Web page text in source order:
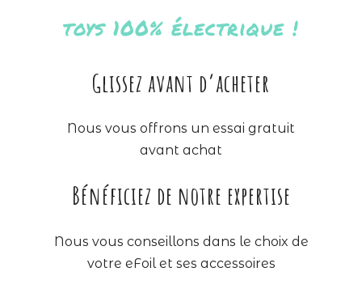
toys 100% électrique !
Glissez avant d’acheter
Nous vous offrons un essai gratuit
avant achat
Bénéficiez de notre expertise
Nous vous conseillons dans le choix de
votre eFoil et ses accessoires